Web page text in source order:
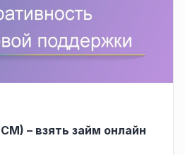
– взять займ онлайн